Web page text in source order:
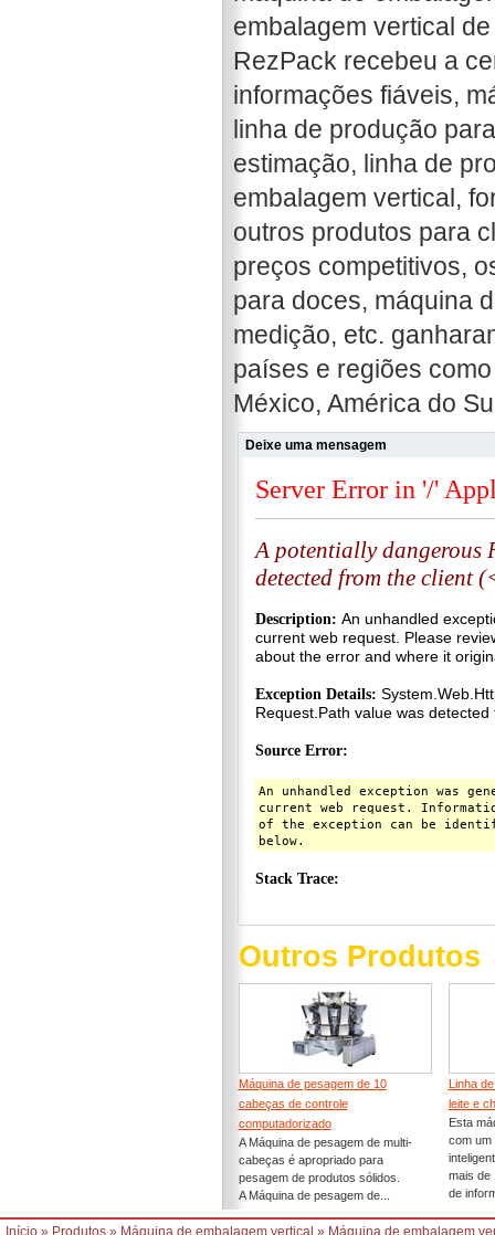
embalagem vertical
RezPack recebeu a
informações fiáveis,
linha de produção
estimação, linha de
embalagem vertical,
outros produtos para
preços competitivos,
para doces, máquina
medição, etc.
países e regiões
México, América do
Deixe uma mensagem
Outros Produtos
Máquina de pesagem de 10
cabeças de controle
computadorizado
A Máquina de pesagem de multi-
cabeças é apropriado para
pesagem de produtos sólidos.
A Máquina de pesagem de...
Linha
leite e
Esta
com um
mais de
de
Início » Produtos » Máquina de embalagem vertical » Máquina de embalagem